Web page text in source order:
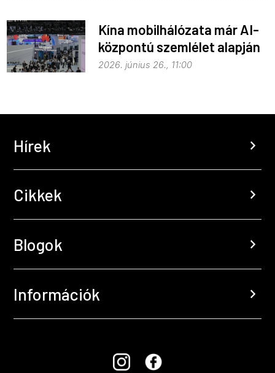
Kína mobilhálózata már AI-
központú szemlélet alapján
fejlődik
2026. június 26., 11:00
Hírek chevron_right
Cikkek chevron_right
Blogok chevron_right
Információk chevron_right